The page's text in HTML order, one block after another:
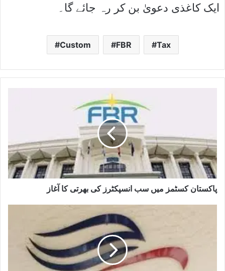
ایک کاغذی دعویٰ بن کر رہ جائے گا۔
Custom FBR Tax
پاکستان کسٹمز میں سب انسپکٹرز کی بھرتی کا آغاز